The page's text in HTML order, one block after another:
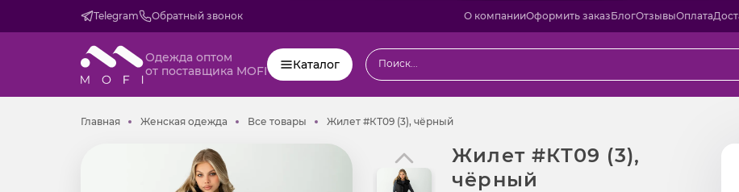
Telegram Обратный звонок О компанииОформить заказБлогОтзывыОплата
Одежда оптом
от поставщика MOFI
Каталог
ГлавнаяГлавнаяЖенская одежда Женская одежда
Все товары Все товары
Жилет #КТ09 (3), чёрныйЖилет #КТ09 (3), чёрный
Жилет #КТ09 (3),
чёрный